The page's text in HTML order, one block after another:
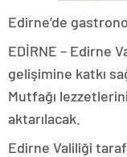
Edirne’de
EDİRNE – Edirne
gelişimine katkı
Mutfağı
aktarılacak.
Edirne Valiliği